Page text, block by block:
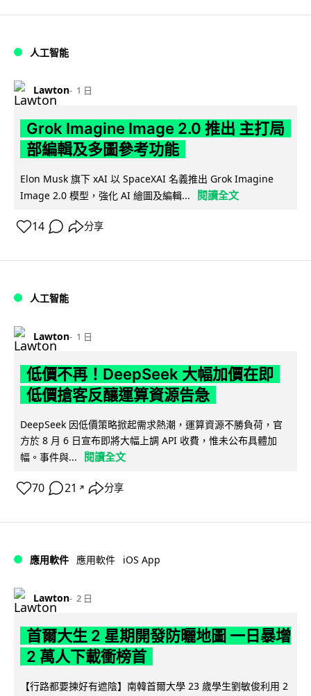
人工智能
Lawton 1 日
Grok Imagine Image 2.0 推出 主打局
部編輯及多圖參考功能
Elon Musk 旗下 xAI 以 SpaceXAI 名義推出 Grok Imagine
Image 2.0 模型，強化 AI 繪圖及編輯...
閱讀全文
14 分享
人工智能
Lawton 1 日
低價不再！DeepSeek 大幅加價在即
低價搶客反釀運算資源告急
DeepSeek 因低價策略掀起需求熱潮，運算資源不勝負荷，官
方於 8 月 6 日宣布即將大幅上調 API 收費，惟未公布具體加
幅。事件與...
閱讀全文
70 21 ↗ 分享
應用軟件 應用軟件 iOS App
Lawton 2 日
首爾大生 2 星期開發防曬地圖 一日暴增
2 萬人下載衝榜首
【行路都要揀好有遮陰】南韓首爾大學 23 歲學生劉敏俊利用 2